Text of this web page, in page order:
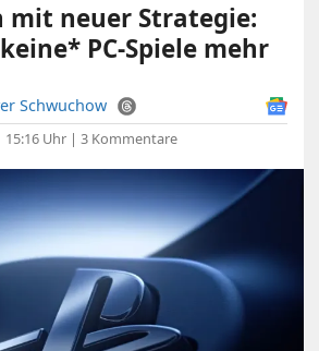
mit neuer Strategie:
PC-Spiele mehr
Schwuchow
15:16 Uhr |3 Kommentare